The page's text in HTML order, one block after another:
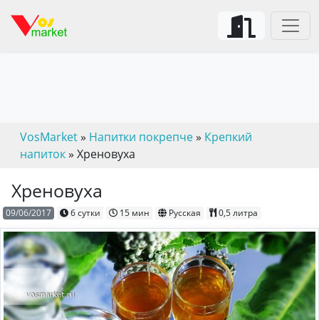
VosMarket» Напитки покрепче» Крепкий
напиток» Хреновуха
Хреновуха
09/06/2017 6 сутки 15 мин Русская 0,5 литра